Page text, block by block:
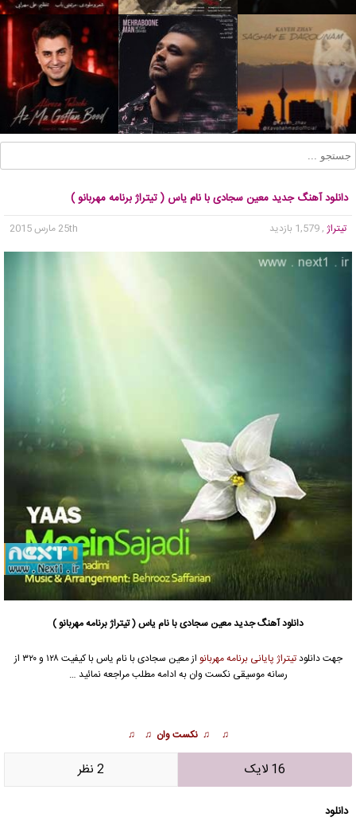
دانلود آهنگ جدید معین سجادی با نام یاس ( تیتراژ برنامه مهربانو )
تیتراژ , 1,579 بازدید 25th مارس 2015
دانلود آهنگ جدیدمعین سجادی با نام یاس ( تیتراژ برنامه مهربانو )
جهت دانلودتیتراژ پایانی برنامه مهربانو ازمعین سجادی
با نام یاس با کیفیت ۱۲۸ و ۳۲۰ از
رسانه موسیقی نکست وان به ادامه مطلب مراجعه نمائید …
♫ ♫نکست وان ♫ ♫
16 لایک 2 نظر
دانلود